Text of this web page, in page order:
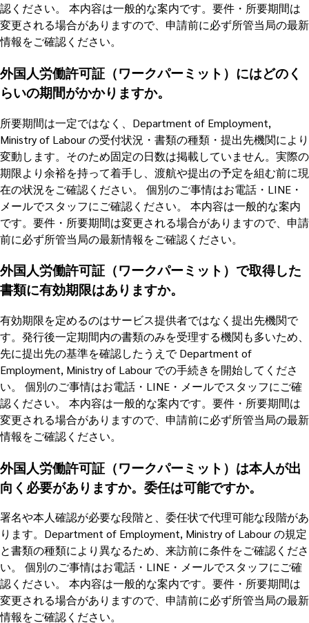
認ください。 本内容は一般的な案内です。要件・所要期間は
変更される場合がありますので、申請前に必ず所管当局の最新
情報をご確認ください。
外国人労働許可証（ワークパーミット）にはどのく
らいの期間がかかりますか。
所要期間は一定ではなく、Department of Employment,
Ministry of Labour の受付状況・書類の種類・提出先機関により
変動します。そのため固定の日数は掲載していません。実際の
期限より余裕を持って着手し、渡航や提出の予定を組む前に現
在の状況をご確認ください。 個別のご事情はお電話・LINE・
メールでスタッフにご確認ください。 本内容は一般的な案内
です。要件・所要期間は変更される場合がありますので、申請
前に必ず所管当局の最新情報をご確認ください。
外国人労働許可証（ワークパーミット）で取得した
書類に有効期限はありますか。
有効期限を定めるのはサービス提供者ではなく提出先機関で
す。発行後一定期間内の書類のみを受理する機関も多いため、
先に提出先の基準を確認したうえで Department of
Employment, Ministry of Labour での手続きを開始してくださ
い。 個別のご事情はお電話・LINE・メールでスタッフにご確
認ください。 本内容は一般的な案内です。要件・所要期間は
変更される場合がありますので、申請前に必ず所管当局の最新
情報をご確認ください。
外国人労働許可証（ワークパーミット）は本人が出
向く必要がありますか。委任は可能ですか。
署名や本人確認が必要な段階と、委任状で代理可能な段階があ
ります。Department of Employment, Ministry of Labour の規定
と書類の種類により異なるため、来訪前に条件をご確認くださ
い。 個別のご事情はお電話・LINE・メールでスタッフにご確
認ください。 本内容は一般的な案内です。要件・所要期間は
変更される場合がありますので、申請前に必ず所管当局の最新
情報をご確認ください。